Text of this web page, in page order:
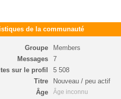
de la communauté
Groupe
Members
Messages
7
sur le profil
5 508
Titre
Nouveau / peu actif
Âge
Âge inconnu